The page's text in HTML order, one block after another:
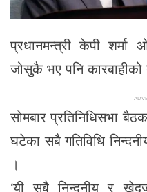
प्रधानमन्त्री केपी
जोसुकै भए पनि कारबाहीको
सोमबार प्रतिनिधिसभा
घटेका सबै गतिविधि
।
‘यी सबै निन्दनीय र